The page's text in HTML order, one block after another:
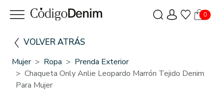
0
VOLVER ATRÁS
Mujer Ropa
Prenda Exterior
Chaqueta Only Anlie Leopardo Marrón Tejido Denim
Para Mujer